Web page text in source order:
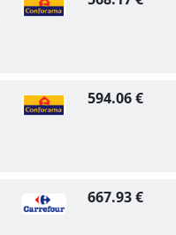
594.06 €
667.93 €